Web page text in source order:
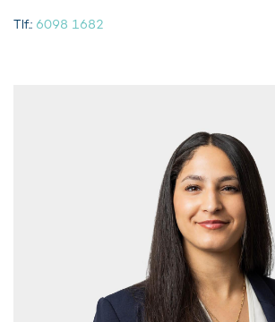
Tlf.: 6098 1682